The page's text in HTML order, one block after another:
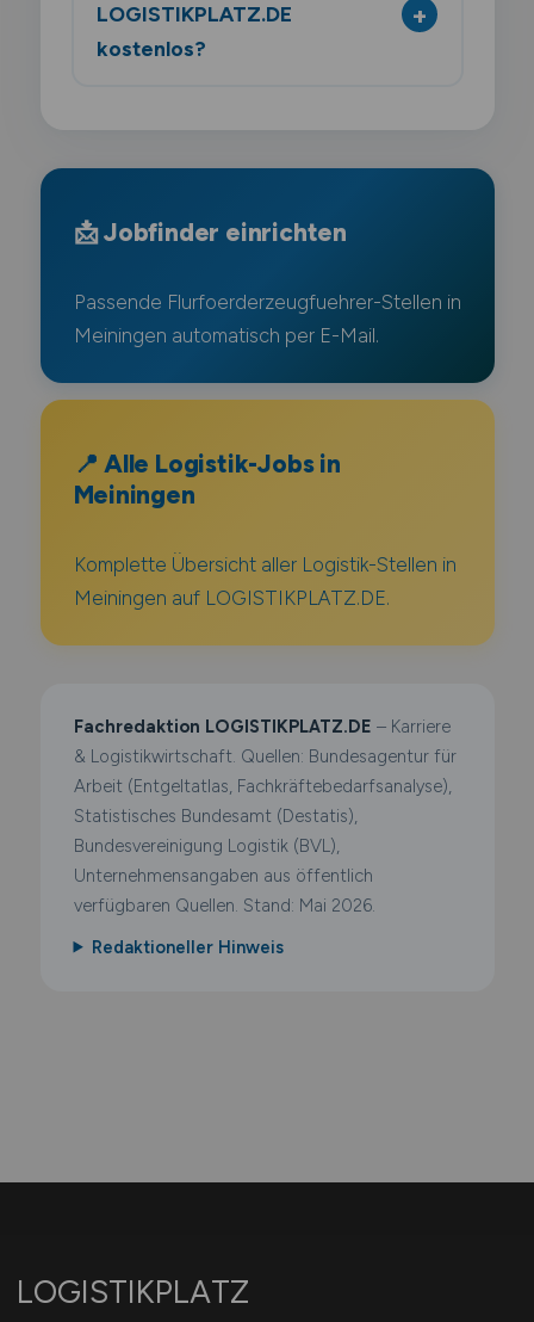
LOGISTIKPLATZ.DE
kostenlos?
📩 Jobfinder einrichten
Passende Flurfoerderzeugfuehrer-Stellen in
Meiningen automatisch per E-Mail.
📍 Alle Logistik-Jobs in
Meiningen
Komplette Übersicht aller Logistik-Stellen in
Meiningen auf LOGISTIKPLATZ.DE.
Fachredaktion LOGISTIKPLATZ.DE – Karriere
& Logistikwirtschaft. Quellen: Bundesagentur für
Arbeit (Entgeltatlas, Fachkräftebedarfsanalyse),
Statistisches Bundesamt (Destatis),
Bundesvereinigung Logistik (BVL),
Unternehmensangaben aus öffentlich
verfügbaren Quellen. Stand: Mai 2026.
Redaktioneller Hinweis
LOGISTIKPLATZ